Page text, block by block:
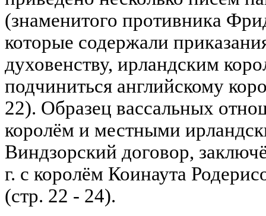
(знаменитого противника
которые содержали
духовенству, ирландским
подчиниться английскому
22). Образец вассальных
королём и местными
Виндзорский договор,
г. с королём Коинаута
(стр. 22 - 24).